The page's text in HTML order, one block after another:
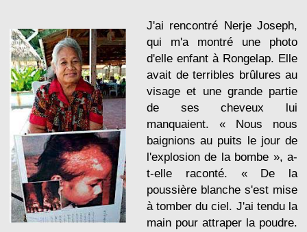
J'ai rencontré Nerje Joseph,
qui m'a montré une photo
d'elle enfant à Rongelap. Elle
avait de terribles brûlures au
visage et une grande partie
de ses cheveux lui
manquaient. « Nous nous
baignions au puits le jour de
l'explosion de la bombe », a-
t-elle raconté. « De la
poussière blanche s'est mise
à tomber du ciel. J'ai tendu la
main pour attraper la poudre.